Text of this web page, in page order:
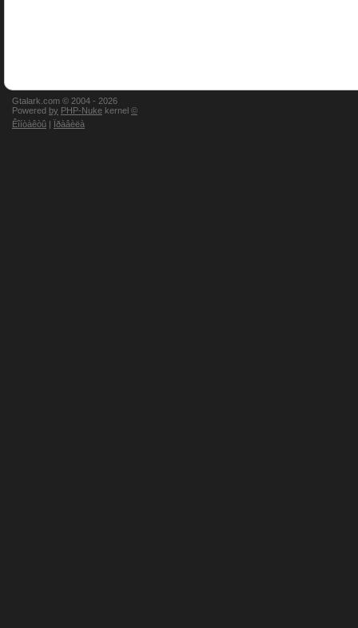
Gtalark.com © 2004 - 2026
Powered by PHP-Nuke kernel ©
Êîíòàêòû | Ïðàâèëà